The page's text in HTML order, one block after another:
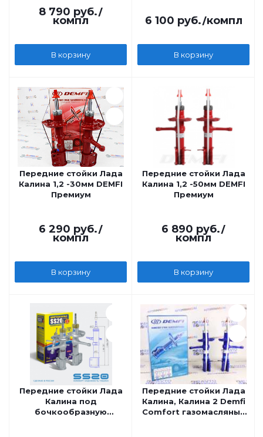
8 790 руб./
компл
В корзину
6 100 руб./компл
В корзину
Передние стойки Лада
Калина 1,2 -30мм DEMFI
Премиум
6 290 руб./
компл
В корзину
Передние стойки Лада
Калина 1,2 -50мм DEMFI
Премиум
6 890 руб./
компл
В корзину
Передние стойки Лада
Калина под
бочкообразную
Передние стойки Лада
Калина, Калина 2 Demfi
Comfort газомасляные